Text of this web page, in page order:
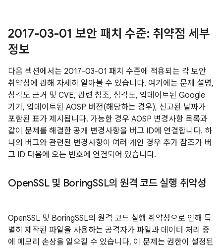
2017-03-01 보안 패치 수준: 취약점 세부
정보
다음 섹션에서는 2017-03-01 패치 수준에 적용되는 각 보안
취약성에 관해 자세히 알아볼 수 있습니다. 여기에는 문제 설명,
심각도 근거 및 CVE, 관련 참조, 심각도, 업데이트된 Google
기기, 업데이트된 AOSP 버전(해당하는 경우), 신고된 날짜가
포함된 표가 제시됩니다. 가능한 경우 AOSP 변경사항 목록과
같이 문제를 해결한 공개 변경사항을 버그 ID에 연결합니다. 하
나의 버그와 관련된 변경사항이 여러 개인 경우 추가 참조가 버
그 ID 다음에 오는 번호에 연결되어 있습니다.
OpenSSL 및 BoringSSL의 원격 코드 실행 취약성
OpenSSL 및 BoringSSL의 원격 코드 실행 취약성으로 인해 특
별히 제작된 파일을 사용하는 공격자가 파일과 데이터 처리 중
에 메모리 손상을 일으킬 수 있습니다. 이 문제는 권한이 설정된